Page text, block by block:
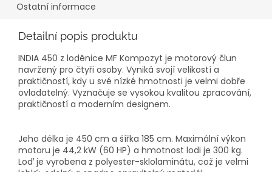
Ostatní informace
Detailní popis produktu
INDIA 450 z loděnice MF Kompozyt je motorový člun
navržený pro čtyři osoby. Vyniká svojí velikostí a
praktičností, kdy u své nízké hmotnosti je velmi dobře
ovladatelný. Vyznačuje se vysokou kvalitou zpracování,
praktičností a moderním designem.
Jeho délka je 450 cm a šířka 185 cm. Maximální výkon
motoru je 44,2 kW (60 HP) a hmotnost lodi je 300 kg.
Loď je vyrobena z polyester-sklolaminátu, což je velmi